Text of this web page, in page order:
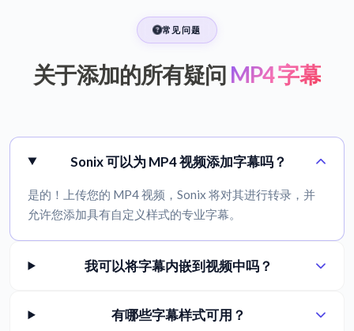
常见问题
关于添加的所有疑问 MP4 字幕
Sonix 可以为 MP4 视频添加字幕吗？
是的！上传您的 MP4 视频，Sonix 将对其进行转录，并
允许您添加具有自定义样式的专业字幕。
我可以将字幕内嵌到视频中吗？
有哪些字幕样式可用？